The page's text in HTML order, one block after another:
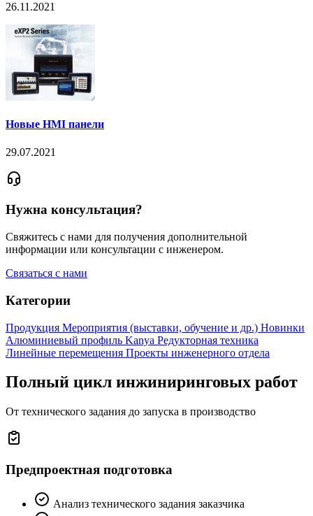
26.11.2021
Новые HMI панели
29.07.2021
Нужна консультация?
Свяжитесь с нами для получения дополнительной
информации или консультации с инженером.
Связаться с нами
Категории
Продукция Мероприятия (выставки, обучение и др.) Новинки
Алюминиевый профиль Kanya Редукторная техника
Линейные перемещения Проекты инженерного отдела
Полный цикл инжиниринговых работ
От технического задания до запуска в производство
Предпроектная подготовка
Анализ технического задания заказчика